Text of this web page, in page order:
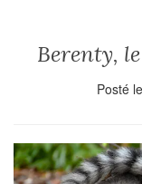
Berenty,
Posté le